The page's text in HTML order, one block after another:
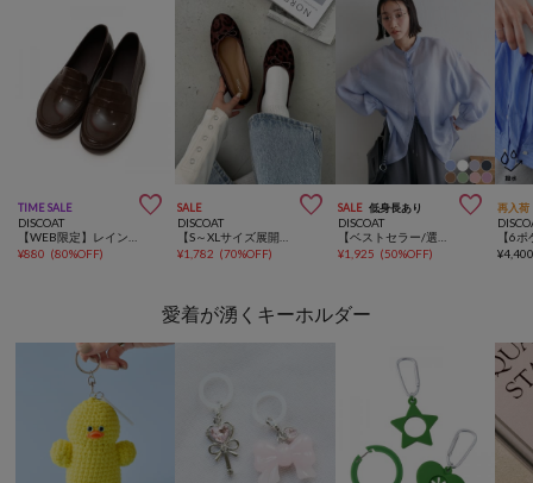
TIME SALE 
DISCOAT
¥880 (80%OFF)
SALE 
DISCOAT
¥1,782 (70%OFF)
SALE 低身長あり 
DISCOAT
¥1,925 (50%OFF)
再入荷
¥
愛着が湧くキーホルダー